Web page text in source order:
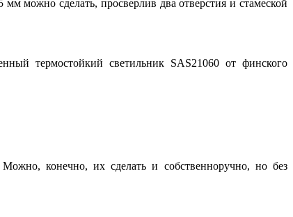
можно сделать, просверлив два отверстия и стамеской
термостойкий светильник SAS21060 от финского
конечно, их сделать и собственноручно, но без